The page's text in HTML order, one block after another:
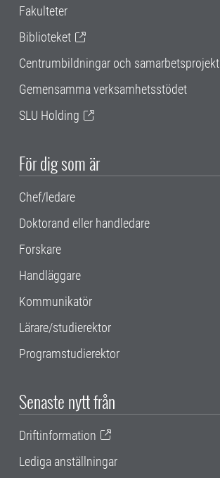
Fakulteter
Biblioteket
Centrumbildningar och samarbetsprojekt
Gemensamma verksamhetsstödet
SLU Holding
För dig som är
Chef/ledare
Doktorand eller handledare
Forskare
Handläggare
Kommunikatör
Lärare/studierektor
Programstudierektor
Senaste nytt från
Driftinformation
Lediga anställningar